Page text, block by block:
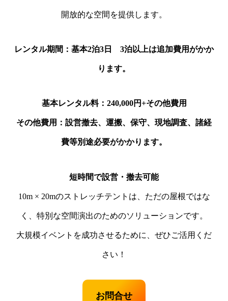
開放的な空間を提供します。
レンタル期間：基本2泊3日 3泊以上は追加費用がかか
ります。
基本レンタル料：240,000円+その他費用
その他費用：設営撤去、運搬、保守、現地調査、諸経
費等別途必要がかかります。
短時間で設営・撤去可能
10m × 20mのストレッチテントは、ただの屋根ではな
く、特別な空間演出のためのソリューションです。
大規模イベントを成功させるために、ぜひご活用くだ
さい！
お問合せ